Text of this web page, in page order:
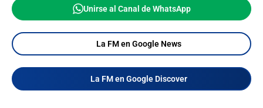
Unirse al Canal de WhatsApp
La FM en Google News
La FM en Google Discover